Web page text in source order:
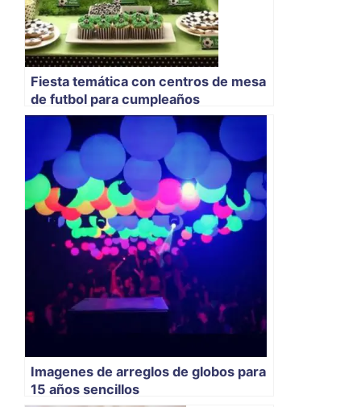
Fiesta temática con centros de mesa
de futbol para cumpleaños
Imagenes de arreglos de globos para
15 años sencillos